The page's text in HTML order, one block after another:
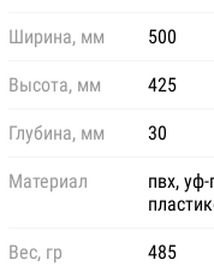
Ширина, мм 500
Высота, мм 425
Глубина, мм 30
Материал
пвх,
Вес, гр 485